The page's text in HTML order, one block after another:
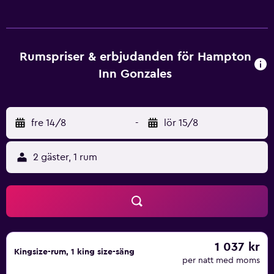
Rumspriser & erbjudanden för Hampton
Inn Gonzales
fre 14/8 - lör 15/8
2 gäster, 1 rum
Kingsize-rum, 1 king size-säng 1 037 kr
per natt med moms